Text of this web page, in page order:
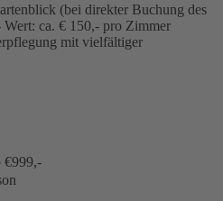
(bei direkter Buchung des
ca. € 150,- pro Zimmer
mit vielfältiger
€999,-